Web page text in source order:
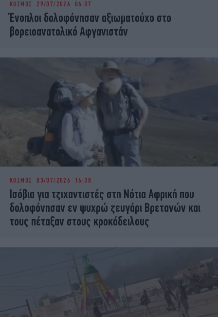
iBOOKS
OSCARS
THE OCEAN
MEDIA
ELAMEFORA
NEWSLETTER
ΚΟΣΜΟΣ 29/07/2026 06:37
Ένοπλοι δολοφόνησαν αξιωματούχο στο
βορειοανατολικό Αφγανιστάν
ΚΟΣΜΟΣ 03/07/2026 16:38
Ισόβια για τζιχαντιστές στη Νότια Αφρική που
δολοφόνησαν εν ψυχρώ ζευγάρι Βρετανών και
τους πέταξαν στους κροκόδειλους